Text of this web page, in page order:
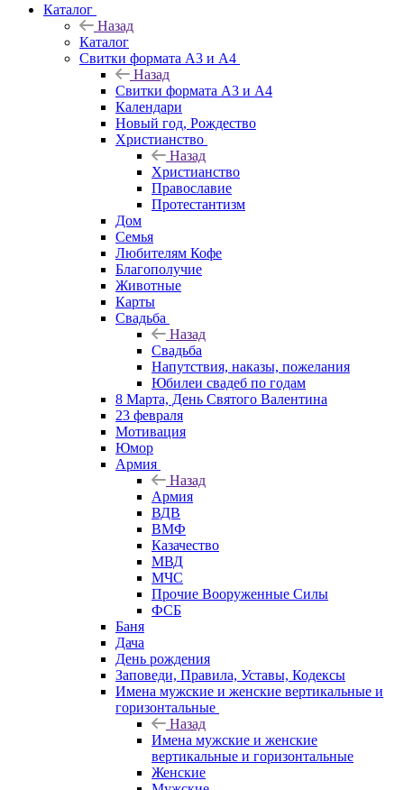
Каталог
Назад
Каталог
Свитки формата А3 и А4
Назад
Свитки формата А3 и А4
Календари
Новый год, Рождество
Христианство
Назад
Христианство
Православие
Протестантизм
Дом
Семья
Любителям Кофе
Благополучие
Животные
Карты
Свадьба
Назад
Свадьба
Напутствия, наказы, пожелания
Юбилеи свадеб по годам
8 Марта, День Святого Валентина
23 февраля
Мотивация
Юмор
Армия
Назад
Армия
ВДВ
ВМФ
Казачество
МВД
МЧС
Прочие Вооруженные Силы
ФСБ
Баня
Дача
День рождения
Заповеди, Правила, Уставы, Кодексы
Имена мужские и женские вертикальные и
горизонтальные
Назад
Имена мужские и женские
вертикальные и горизонтальные
Женские